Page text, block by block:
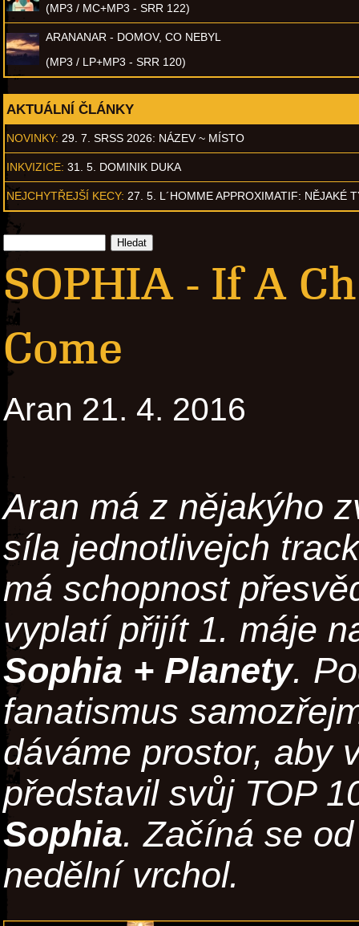
(MP3 / MC+MP3 - SRR 122)
ARANANAR - DOMOV, CO NEBYL
(MP3 / LP+MP3 - SRR 120)
AKTUÁLNÍ ČLÁNKY
NOVINKY: 29. 7. SRSS 2026: NÁZEV ~ MÍSTO
INKVIZICE: 31. 5. DOMINIK DUKA
NEJCHYTŘEJŠÍ KECY: 27. 5. L´HOMME APPROXIMATIF: NĚJAKÉ
SOPHIA - If A
Come
Aran 21. 4. 2016
Aran má z nějakýho
síla jednotlivejch
má schopnost
vyplatí přijít 1. máje
Sophia + Planety.
fanatismus
dáváme prostor, aby
představil svůj TOP
Sophia. Začíná se
nedělní vrchol.